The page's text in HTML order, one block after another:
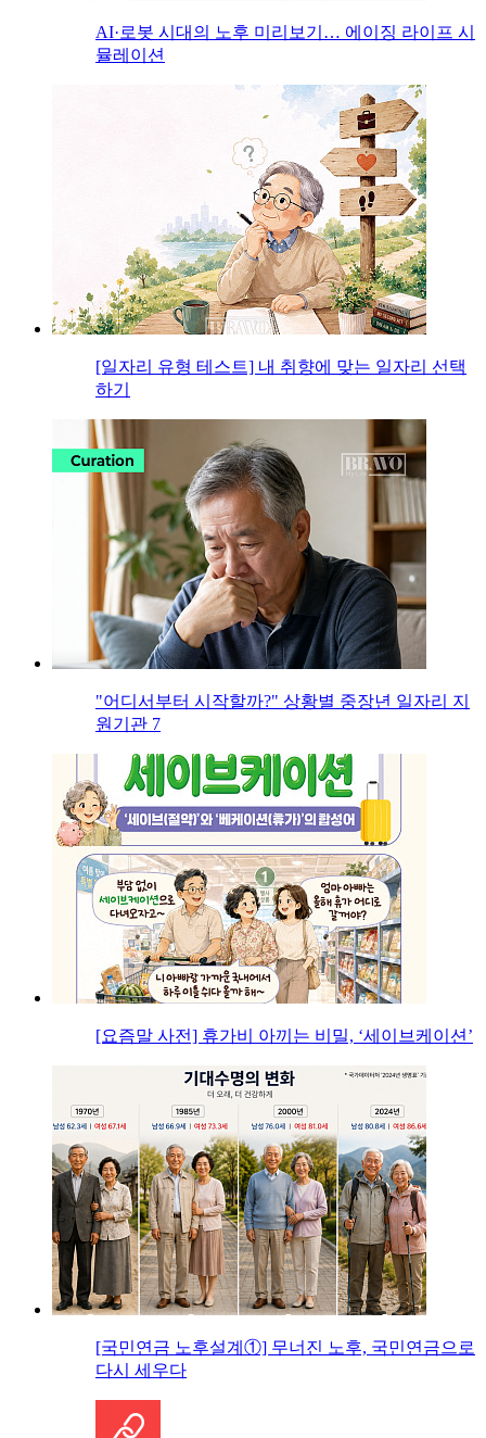
AI·로봇 시대의 노후 미리보기… 에이징 라이프 시
뮬레이션
[일자리 유형 테스트] 내 취향에 맞는 일자리 선택
하기
"어디서부터 시작할까?" 상황별 중장년 일자리 지
원기관 7
[요즘말 사전] 휴가비 아끼는 비밀, ‘세이브케이션’
[국민연금 노후설계①] 무너진 노후, 국민연금으로
다시 세우다